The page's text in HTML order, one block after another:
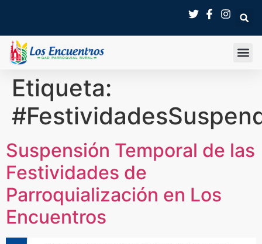
Etiqueta:
Suspensión Temporal de las
Festividades de
Parroquialización en Los
Encuentros